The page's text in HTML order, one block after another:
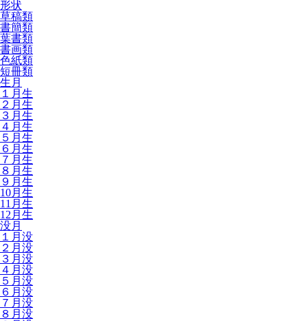
形状
草稿類
書簡類
葉書類
書画類
色紙類
短冊類
生月
１月生
２月生
３月生
４月生
５月生
６月生
７月生
８月生
９月生
10月生
11月生
12月生
没月
１月没
２月没
３月没
４月没
５月没
６月没
７月没
８月没